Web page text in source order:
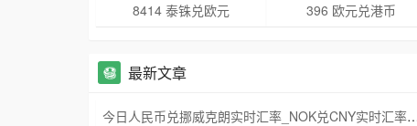
8414 泰铢兑欧元
396 欧元兑港币
最新文章
今日人民币兑挪威克朗实时汇率_NOK兑